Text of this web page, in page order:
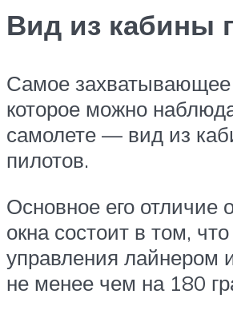
Вид из кабины
Самое
которое можно
самолете — вид из
пилотов.
Основное его отличие
окна состоит в том,
управления лайнером
не менее чем на 180